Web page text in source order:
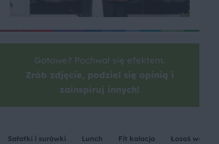
Gotowe? Pochwal się efektem.
Zrób zdjęcie, podziel się opinią i
zainspiruj innych!
Sałatki i surówki Lunch Fit kolacja Łosoś